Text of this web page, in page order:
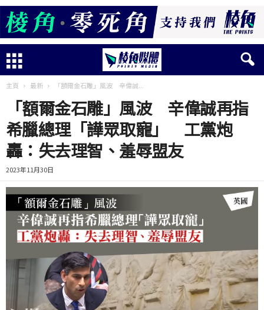
主頁 最新 「額爾金石雕」風波 辛偉誠...
「額爾金石雕」風波 辛偉誠再指
希臘總理「譁眾取寵」 工黨炮
轟：失去理智、羞辱盟友
2023年11月30日